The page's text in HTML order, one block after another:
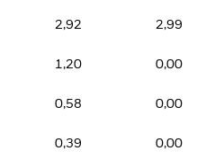
2,92 2,99
1,20 0,00
0,58 0,00
0,39 0,00